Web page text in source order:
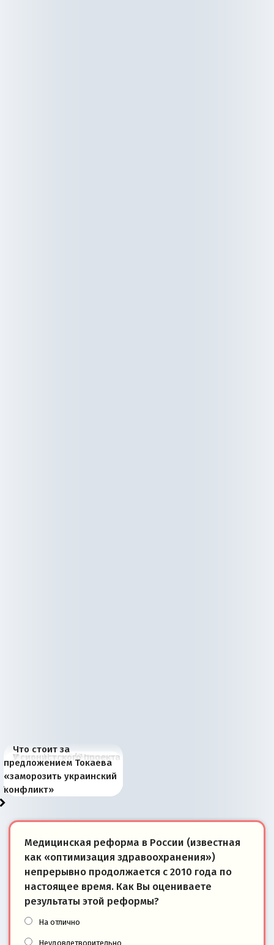
В России назрели
перемены: 15 шагов к
суверенной экономике
Миграционный пожар
Европы
Россия начинает
сбрасывать балласт
Анкориджа
Россия зимой 1904
года: первые уступки во
внутренней политике
Русская нация вчера и
сегодня
Почему правый крах в
Варшаве не поможет её
отношениям с Россией?
Место Науру / Науэро в
современной истории
Южной Осетии
У сионистского проекта
появилось украинское
измерение
Что стоит за
предложением Токаева
«заморозить украинский
конфликт»
Медицинская реформа в России (известная
как «оптимизация здравоохранения»)
непрерывно продолжается с 2010 года по
настоящее время. Как Вы оцениваете
результаты этой реформы?
На отлично
Неудовлетворительно